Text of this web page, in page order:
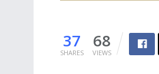
37
SHARES
68
VIEWS